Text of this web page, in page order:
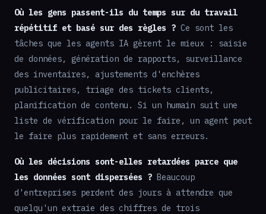
Où les gens passent-ils du temps sur du travail
répétitif et basé sur des règles ? Ce sont les
tâches que les agents IA gèrent le mieux : saisie
de données, génération de rapports, surveillance
des inventaires, ajustements d'enchères
publicitaires, triage des tickets clients,
planification de contenu. Si un humain suit une
liste de vérification pour le faire, un agent peut
le faire plus rapidement et sans erreurs.
Où les décisions sont-elles retardées parce que
les données sont dispersées ? Beaucoup
d'entreprises perdent des jours à attendre que
quelqu'un extraie des chiffres de trois